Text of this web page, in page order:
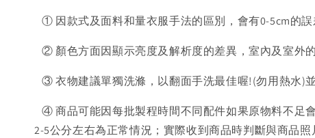
① 因款式及面料和量衣服手法的區別，會有0-5cm的
② 顏色方面因顯示亮度及解析度的差異，室內及室外
③ 衣物建議單獨洗滌，以翻面手洗最佳喔!(勿用熱水)
④ 商品可能因每批製程時間不同配件如果原物料不足
2-5公分左右為正常情況；實際收到商品時判斷與商品